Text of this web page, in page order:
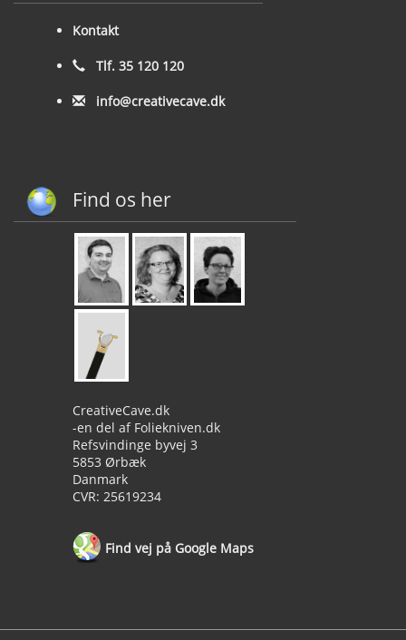
Kontakt
Tlf. 35 120 120
info@creativecave.dk
Find os her
CreativeCave.dk
-en del af Foliekniven.dk
Refsvindinge byvej 3
5853 Ørbæk
Danmark
CVR: 25619234
Find vej på Google Maps